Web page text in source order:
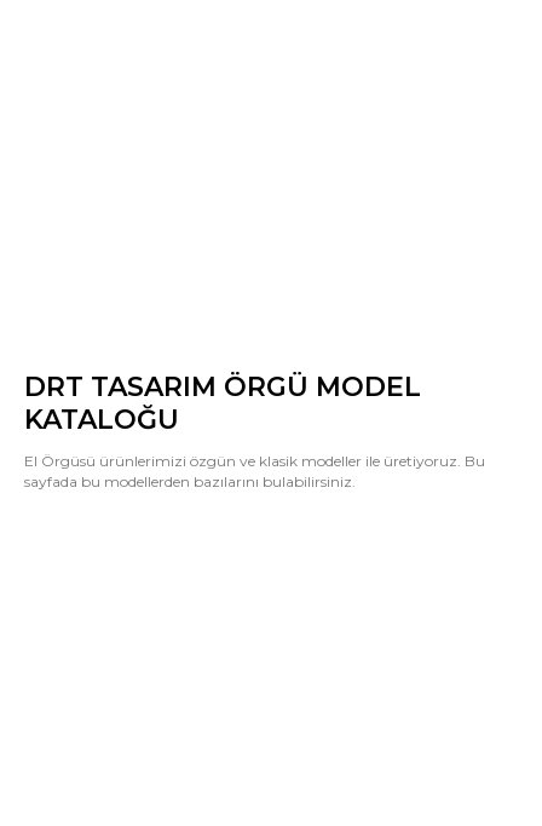
DRT TASARIM ÖRGÜ MODEL
KATALOĞU
El Örgüsü ürünlerimizi özgün ve klasik modeller ile üretiyoruz. Bu
sayfada bu modellerden bazılarını bulabilirsiniz.